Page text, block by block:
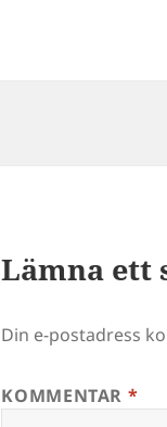
Lämna ett
Din e-postadress
KOMMENTAR *